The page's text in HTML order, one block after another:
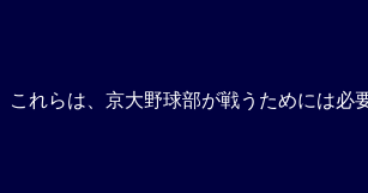
これらは、京大野球部が戦うためには必